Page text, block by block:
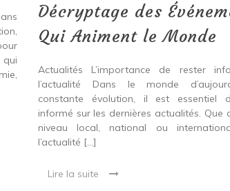
Qui
Animent
le
Décryptage des
Qui Animent le Monde
Actualités L’importance de rester
l’actualité Dans le monde
constante évolution, il est essentiel
informé sur les dernières actualités. Que
niveau local, national ou
l’actualité […]
Lire la suite